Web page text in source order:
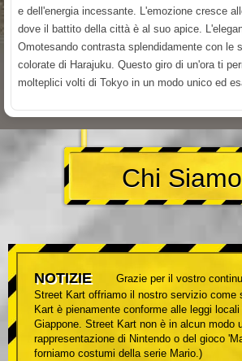
e dell'energia incessante. L'emozione cresce
dove il battito della città è al suo apice.
Omotesando contrasta splendidamente con le
colorate di Harajuku. Questo giro di un'ora ti
molteplici volti di Tokyo in un modo unico ed
Chi Siamo
NOTIZIE
Grazie per il vostro
Street Kart offriamo il nostro servizio come
Kart è pienamente conforme alle leggi
Giappone. Street Kart non è in alcun modo
rappresentazione di Nintendo o del gioco
forniamo costumi della serie Mario.)